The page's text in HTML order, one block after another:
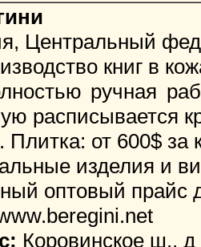
Центральный
книг в
ручная
расписывается
от 600$ за
изделия и
оптовый прайс
Коровинское ш.,